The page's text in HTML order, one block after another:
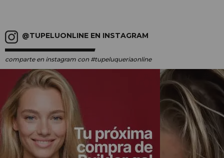
@TUPELUONLINE EN INSTAGRAM
comparte en instagram con #tupeluqueriaonline